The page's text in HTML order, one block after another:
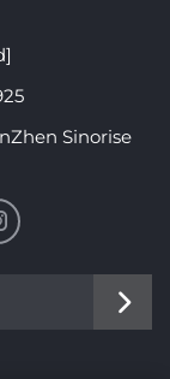
Sinorise